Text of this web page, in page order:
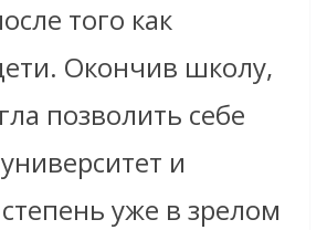
того как
Окончив школу,
позволить себе
и
уже в зрелом